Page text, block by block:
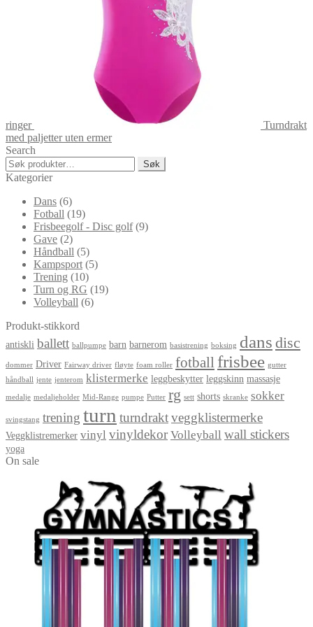
ringer
Turndrakt
med paljetter uten ermer
Search
Søk
etter:
Søk
Kategorier
Dans (6)
Fotball (19)
Frisbeegolf - Disc golf (9)
Gave (2)
Håndball (5)
Kampsport (5)
Trening (10)
Turn og RG (19)
Volleyball (6)
Produkt-stikkord
antiskli ballett ballpumpe barn barnerom basistrening boksing dans disc
dommer Driver Fairway driver fløyte foam roller fotball frisbee gutter
håndball jente jenterom klistermerke leggbeskytter leggskinn massasje
medalje medaljeholder Mid-Range pumpe Putter rg sett shorts skranke sokker
svingstang trening turn turndraktveggklistermerke
Veggklistremerker vinyl vinyldekor Volleyball wall stickers
yoga
On sale